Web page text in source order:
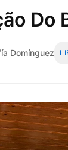
Do
Domínguez